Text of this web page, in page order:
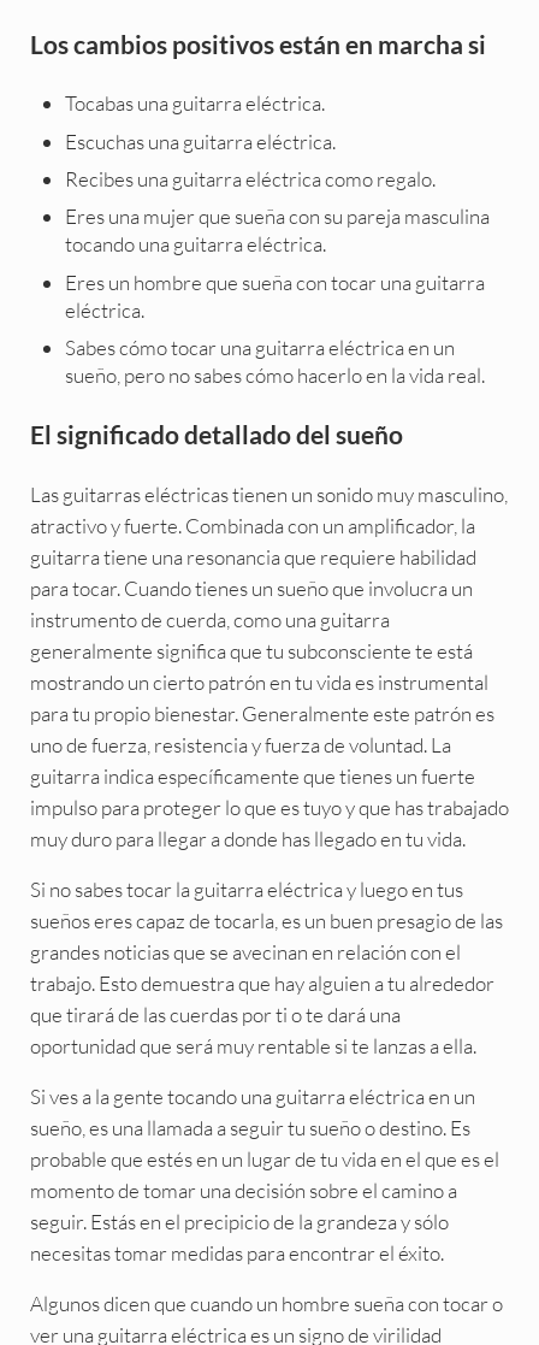
Los cambios positivos están en marcha si
Tocabas una guitarra eléctrica.
Escuchas una guitarra eléctrica.
Recibes una guitarra eléctrica como regalo.
Eres una mujer que sueña con su pareja masculina
tocando una guitarra eléctrica.
Eres un hombre que sueña con tocar una guitarra
eléctrica.
Sabes cómo tocar una guitarra eléctrica en un
sueño, pero no sabes cómo hacerlo en la vida real.
El significado detallado del sueño
Las guitarras eléctricas tienen un sonido muy masculino,
atractivo y fuerte. Combinada con un amplificador, la
guitarra tiene una resonancia que requiere habilidad
para tocar. Cuando tienes un sueño que involucra un
instrumento de cuerda, como una guitarra
generalmente significa que tu subconsciente te está
mostrando un cierto patrón en tu vida es instrumental
para tu propio bienestar. Generalmente este patrón es
uno de fuerza, resistencia y fuerza de voluntad. La
guitarra indica específicamente que tienes un fuerte
impulso para proteger lo que es tuyo y que has trabajado
muy duro para llegar a donde has llegado en tu vida.
Si no sabes tocar la guitarra eléctrica y luego en tus
sueños eres capaz de tocarla, es un buen presagio de las
grandes noticias que se avecinan en relación con el
trabajo. Esto demuestra que hay alguien a tu alrededor
que tirará de las cuerdas por ti o te dará una
oportunidad que será muy rentable si te lanzas a ella.
Si ves a la gente tocando una guitarra eléctrica en un
sueño, es una llamada a seguir tu sueño o destino. Es
probable que estés en un lugar de tu vida en el que es el
momento de tomar una decisión sobre el camino a
seguir. Estás en el precipicio de la grandeza y sólo
necesitas tomar medidas para encontrar el éxito.
Algunos dicen que cuando un hombre sueña con tocar o
ver una guitarra eléctrica es un signo de virilidad